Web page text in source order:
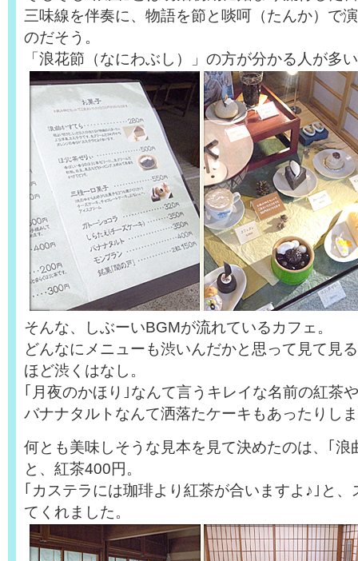
三味線を伴奏に、物語を節と啖呵（たんか）で
のだそう。
「浪花節（なにわぶし）」の方が分かる人が多
そんな、しぶーいBGMが流れているカフェ。
どんなにメニューも渋いんだかと思って見て見
ほど渋くはなし。
｢月夜のかほり｣なんて言うキレイな名前の紅茶
バナナタルトなんて洒落たケーキもあったりし
何とも美味しそうな見本を見て決めたのは、｢浪
と、紅茶400円。
｢カステラには珈琲より紅茶が合いますよ♪｣と
てくれました。